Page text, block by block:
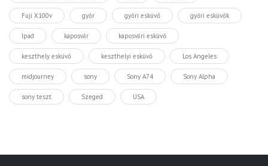
Fuji X100v győr győri esküvő győri esküvők
Ipad kaposvár kaposvári esküvő
keszthely esküvő keszthelyi esküvő Los Angeles
midjourney sony Sony A74 Sony Alpha
sony teszt Szeged USA